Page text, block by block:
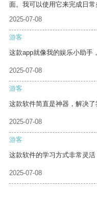
面。我可以使用它来完成日常
2025-07-08
游客
这款app就像我的娱乐小助手
2025-07-08
游客
这款软件简直是神器，解决了
2025-07-08
游客
这款软件的学习方式非常灵活
2025-07-08